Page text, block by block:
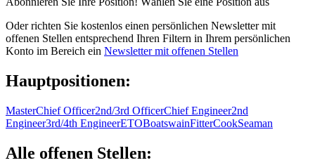
Oder richten Sie kostenlos einen persönlichen Newsletter mit
offenen Stellen entsprechend Ihren Filtern in Ihrem persönlichen
Konto im Bereich ein Newsletter mit offenen Stellen
Hauptpositionen:
MasterChief Officer2nd/3rd OfficerChief Engineer2nd
Engineer3rd/4th EngineerETOBoatswainFitterCookSeaman
Alle offenen Stellen: